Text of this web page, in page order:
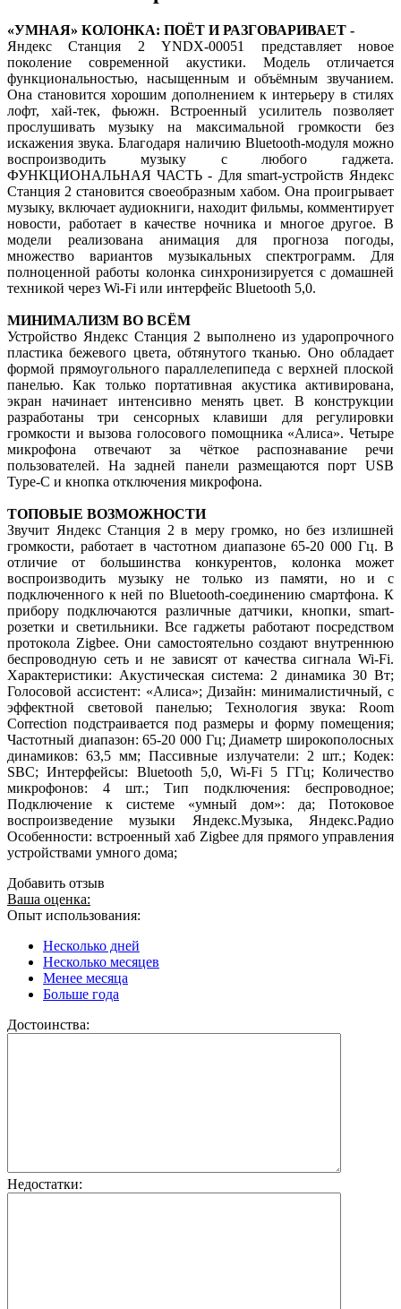
«УМНАЯ» КОЛОНКА: ПОЁТ И РАЗГОВАРИВАЕТ -
Яндекс Станция 2 YNDX-00051 представляет новое
поколение современной акустики. Модель отличается
функциональностью, насыщенным и объёмным звучанием.
Она становится хорошим дополнением к интерьеру в стилях
лофт, хай-тек, фьюжн. Встроенный усилитель позволяет
прослушивать музыку на максимальной громкости без
искажения звука. Благодаря наличию Bluetooth-модуля можно
воспроизводить музыку с любого гаджета.
ФУНКЦИОНАЛЬНАЯ ЧАСТЬ - Для smart-устройств Яндекс
Станция 2 становится своеобразным хабом. Она проигрывает
музыку, включает аудиокниги, находит фильмы, комментирует
новости, работает в качестве ночника и многое другое. В
модели реализована анимация для прогноза погоды,
множество вариантов музыкальных спектрограмм. Для
полноценной работы колонка синхронизируется с домашней
техникой через Wi-Fi или интерфейс Bluetooth 5,0.
МИНИМАЛИЗМ ВО ВСЁМ
Устройство Яндекс Станция 2 выполнено из ударопрочного
пластика бежевого цвета, обтянутого тканью. Оно обладает
формой прямоугольного параллелепипеда с верхней плоской
панелью. Как только портативная акустика активирована,
экран начинает интенсивно менять цвет. В конструкции
разработаны три сенсорных клавиши для регулировки
громкости и вызова голосового помощника «Алиса». Четыре
микрофона отвечают за чёткое распознавание речи
пользователей. На задней панели размещаются порт USB
Type-C и кнопка отключения микрофона.
ТОПОВЫЕ ВОЗМОЖНОСТИ
Звучит Яндекс Станция 2 в меру громко, но без излишней
громкости, работает в частотном диапазоне 65-20 000 Гц. В
отличие от большинства конкурентов, колонка может
воспроизводить музыку не только из памяти, но и с
подключенного к ней по Bluetooth-соединению смартфона. К
прибору подключаются различные датчики, кнопки, smart-
розетки и светильники. Все гаджеты работают посредством
протокола Zigbee. Они самостоятельно создают внутреннюю
беспроводную сеть и не зависят от качества сигнала Wi-Fi.
Характеристики: Акустическая система: 2 динамика 30 Вт;
Голосовой ассистент: «Алиса»; Дизайн: минималистичный, с
эффектной световой панелью; Технология звука: Room
Correction подстраивается под размеры и форму помещения;
Частотный диапазон: 65-20 000 Гц; Диаметр широкополосных
динамиков: 63,5 мм; Пассивные излучатели: 2 шт.; Кодек:
SBC; Интерфейсы: Bluetooth 5,0, Wi-Fi 5 ГГц; Количество
микрофонов: 4 шт.; Тип подключения: беспроводное;
Подключение к системе «умный дом»: да; Потоковое
воспроизведение музыки Яндекс.Музыка, Яндекс.Радио
Особенности: встроенный хаб Zigbee для прямого управления
устройствами умного дома;
Добавить отзыв
Ваша оценка:
Опыт использования:
Несколько дней
Несколько месяцев
Менее месяца
Больше года
Достоинства:
Недостатки: